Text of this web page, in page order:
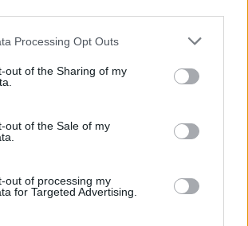
Processing Opt Outs
out of the Sharing of my
out of the Sale of my
out of processing my
for Targeted Advertising.